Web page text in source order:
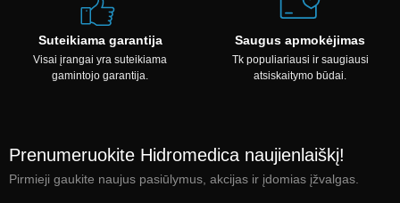
Suteikiama garantija
Visai įrangai yra suteikiama
gamintojo garantija.
Saugus apmokėjimas
Tk populiariausi ir saugiausi
atsiskaitymo būdai.
Prenumeruokite Hidromedica naujienlaiškį!
Pirmieji gaukite naujus pasiūlymus, akcijas ir įdomias įžvalgas.